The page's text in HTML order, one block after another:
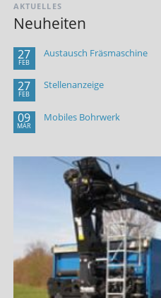
AKTUELLES
Neuheiten
27
FEB
Austausch Fräsmaschine
27
FEB
Stellenanzeige
09
MÄR
Mobiles Bohrwerk